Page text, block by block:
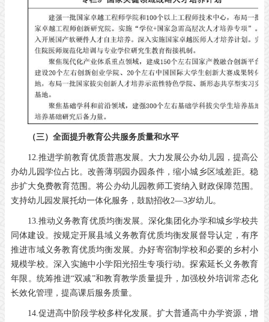
（三）全面提升教育公共服务质量和水平
12.推进学前教育优质普惠发展。大力发展公办幼儿园，提高公
办幼儿园学位占比。改善薄弱园办园条件，缩小城乡区域差距。稳
步扩大免费教育范围。将公办幼儿园教师工资纳入财政保障范围。
支持幼儿园发展托幼一体化服务，鼓励招收2—3岁幼儿。
13.推动义务教育优质均衡发展。深化集团化办学和城乡学校共
同体建设。按规定开展县域义务教育优质均衡发展督导认定，有序
推进市域义务教育优质均衡发展。办好寄宿制学校和必要的乡村小
规模学校。深入实施中小学阳光招生专项行动。探索延长义务教育
年限。统筹推进“双减”和教育教学质量提升，加强校外培训常态化
长效化管理，提高课后服务质量。
14.促进高中阶段学校多样化发展。扩大普通高中办学资源，增